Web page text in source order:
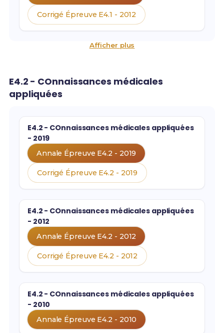
Corrigé Épreuve E4.1 - 2012
Afficher plus
E4.2 - COnnaissances médicales
appliquées
E4.2 - COnnaissances médicales appliquées
- 2019
Annale Épreuve E4.2 - 2019
Corrigé Épreuve E4.2 - 2019
E4.2 - COnnaissances médicales appliquées
- 2012
Annale Épreuve E4.2 - 2012
Corrigé Épreuve E4.2 - 2012
E4.2 - COnnaissances médicales appliquées
- 2010
Annale Épreuve E4.2 - 2010